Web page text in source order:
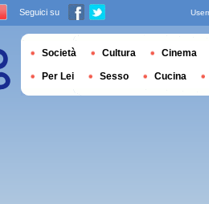
Seguici su
Società Cultura Cinema
Per Lei Sesso Cucina